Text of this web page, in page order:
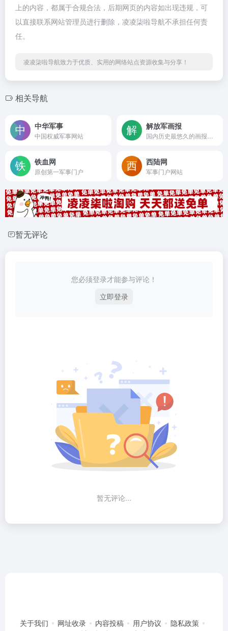
上的内容，都属于合规合法，后期网页的内容如出现违规，可
以直接联系网站管理员进行删除，凌凌柒啦导航不承担任何责
任。
凌凌柒啦导航致力于优质、实用的网络站点资源收集与分享！
相关导航
中华军事
中国权威军事网站
解放军画报
铁血网
原创第一军事门户
西陆网
军事门户网站
暂无评论
您必须登录才能参与评论！
立即登录
暂无评论...
关于我们 网址收录 内容投稿 用户协议
隐私政策